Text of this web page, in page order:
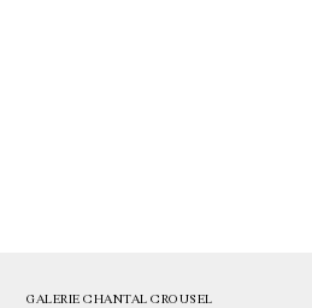
GALERIE CHANTAL CROUSEL